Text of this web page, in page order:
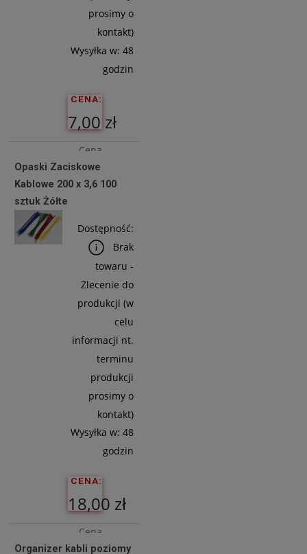
prosimy o
kontakt)
Wysyłka w: 48
godzin
CENA:
7,00 zł
Cena
netto:
5,69 zł
Do
Koszyka
Opaski Zaciskowe
Kablowe 200 x 3,6 100
sztuk Żółte
Dostępność:
Brak
towaru -
Zlecenie do
produkcji (w
celu
informacji nt.
terminu
produkcji
prosimy o
kontakt)
Wysyłka w: 48
godzin
CENA:
18,00 zł
Cena
netto:
Organizer kabli poziomy